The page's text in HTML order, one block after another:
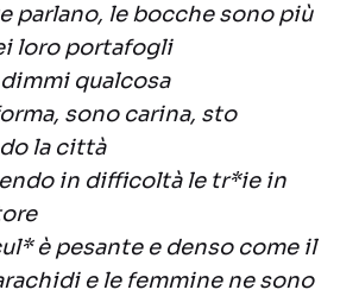
parlano, le bocche sono più
loro portafogli
dimmi qualcosa
sono carina, sto
la città
in difficoltà le tr*ie in
è pesante e denso come il
e le femmine ne sono